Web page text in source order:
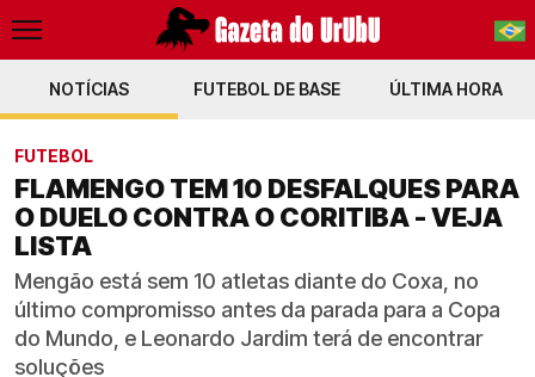
PT-BR
NOTÍCIAS FUTEBOL DE BASE ÚLTIMA HORA
FUTEBOL
FLAMENGO TEM 10 DESFALQUES PARA
O DUELO CONTRA O CORITIBA - VEJA
LISTA
Mengão está sem 10 atletas diante do Coxa, no
último compromisso antes da parada para a Copa
do Mundo, e Leonardo Jardim terá de encontrar
soluções